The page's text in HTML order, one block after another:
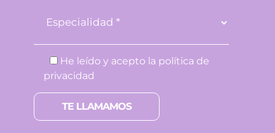
He leído y acepto la política de
privacidad
Por favor, deja este campo vacío.